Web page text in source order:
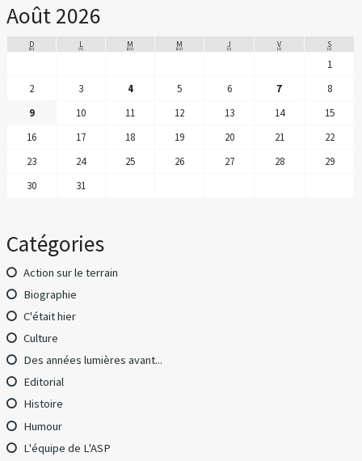
Août 2026
D L M M J V S
1
2
3 4 5 6 7
8
9
10 11 12 13 14
15
16
17 18 19 20 21
22
23
24 25 26 27 28
29
30
31
Catégories
Action sur le terrain
Biographie
C'était hier
Culture
Des années lumières avant...
Editorial
Histoire
Humour
L'équipe de L'ASP